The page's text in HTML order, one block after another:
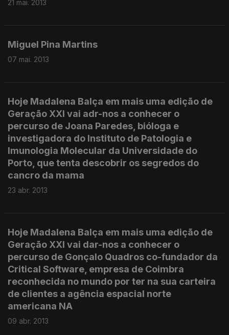
21 mai. 2013
Miguel Pina Martins
07 mai. 2013
Hoje Madalena Balça em mais uma edição de
Geração XXI vai adr-nos a conhecer o
percurso de Joana Paredes, bióloga e
investigadora do Instituto de Patologia e
Imunologia Molecular da Universidade do
Porto, que tenta descobrir os segredos do
cancro da mama
23 abr. 2013
Hoje Madalena Balça em mais uma edição de
Geração XXI vai dar-nos a conhecer o
percurso de Gonçalo Quadros co-fundador da
Critical Software, empresa de Coimbra
reconhecida no mundo por ter na sua carteira
de clientes a agência espacial norte
americana NA
09 abr. 2013